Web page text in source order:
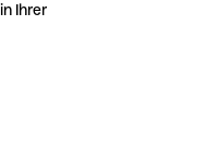
Ihrer